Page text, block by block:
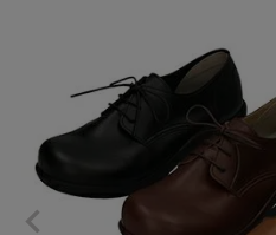
アウトレット
その他・小物
ヒールの高さから探す